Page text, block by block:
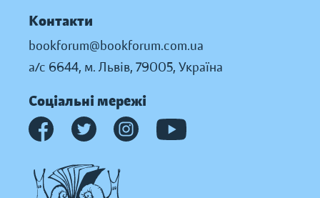
Контакти
bookforum@bookforum.com.ua
а/с 6644, м. Львів, 79005, Україна
Соціальні мережі